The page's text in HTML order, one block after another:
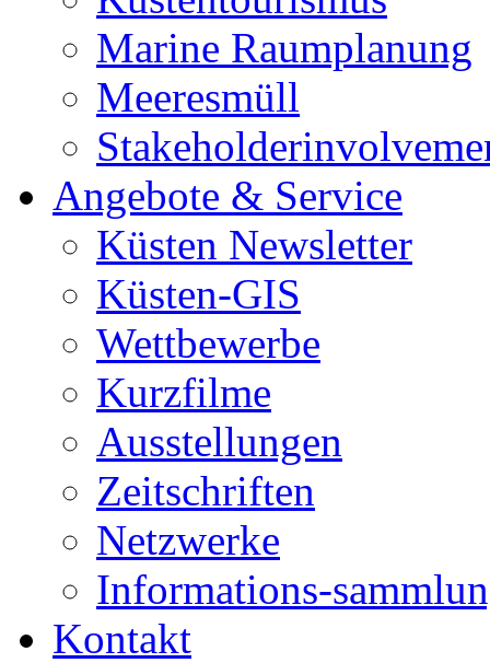
Marine Raumplanung
Meeresmüll
Angebote & Service
Küsten Newsletter
Küsten-GIS
Wettbewerbe
Kurzfilme
Ausstellungen
Zeitschriften
Netzwerke
Informations-
Kontakt